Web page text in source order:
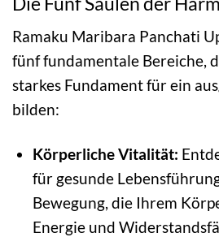
Ramaku Maribara Panchati
fünf fundamentale Bereiche,
starkes Fundament für ein
bilden:
Körperliche Vitalität:
für gesunde
Bewegung, die Ihrem
Energie und